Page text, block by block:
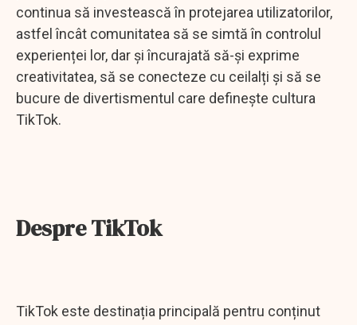
continua să investească în protejarea utilizatorilor,
astfel încât comunitatea să se simtă în controlul
experienței lor, dar și încurajată să-și exprime
creativitatea, să se conecteze cu ceilalți și să se
bucure de divertismentul care definește cultura
TikTok.
Despre TikTok
TikTok este destinația principală pentru conținut